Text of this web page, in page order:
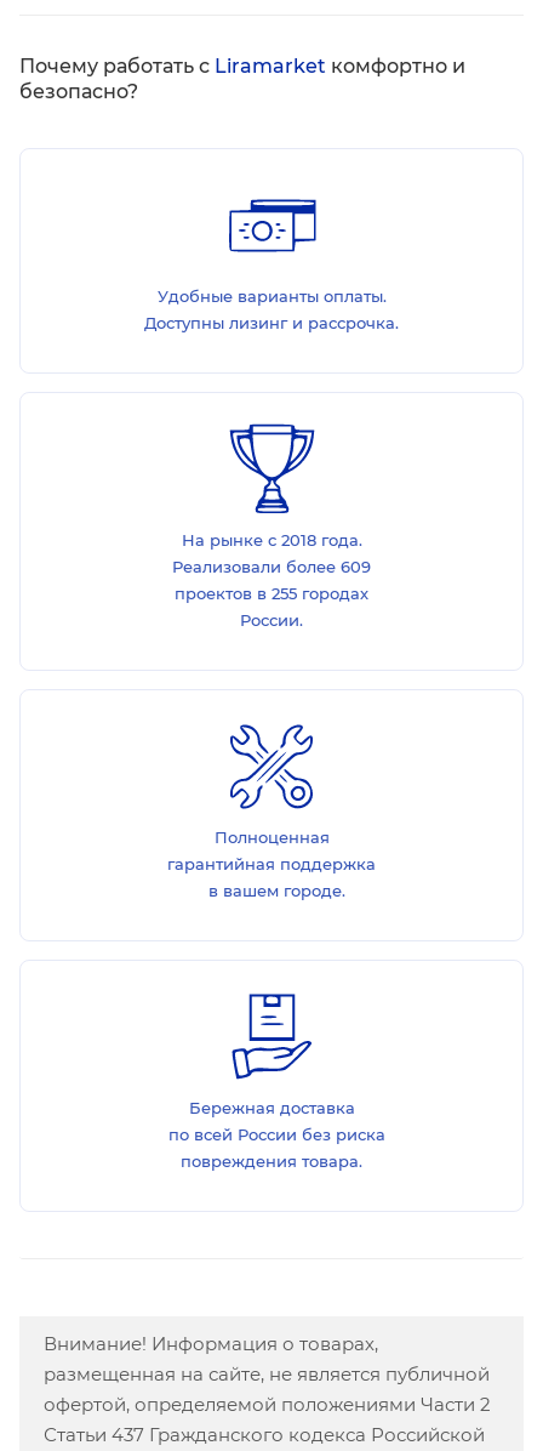
Почему работать с Liramarket комфортно и
безопасно?
Удобные варианты оплаты.
Доступны лизинг и рассрочка.
На рынке с 2018 года.
Реализовали более 609
проектов в 255 городах
России.
Полноценная
гарантийная поддержка
в вашем городе.
Бережная доставка
по всей России без риска
повреждения товара.
Внимание! Информация о товарах,
размещенная на сайте, не является публичной
офертой, определяемой положениями Части 2
Статьи 437 Гражданского кодекса Российской